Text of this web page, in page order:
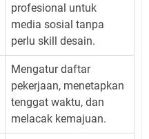
profesional untuk
media sosial tanpa
perlu skill desain.
Mengatur daftar
pekerjaan, menetapkan
tenggat waktu, dan
melacak kemajuan.